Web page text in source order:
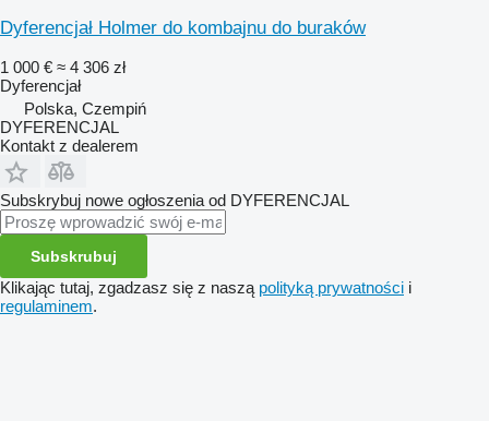
Dyferencjał Holmer do kombajnu do buraków
1 000 € ≈ 4 306 zł
Dyferencjał
Polska, Czempiń
DYFERENCJAL
Kontakt z dealerem
Subskrybuj nowe ogłoszenia od DYFERENCJAL
Subskrubuj
Klikając tutaj, zgadzasz się z naszą polityką prywatności i
regulaminem.